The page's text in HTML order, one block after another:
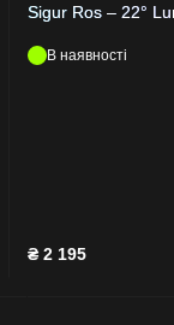
Sigur Ros – 22°
В наявності
₴ 2 195